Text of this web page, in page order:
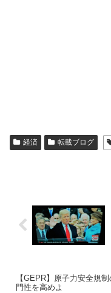
経済 転載ブログ
【GEPR】原子力安全規
門性を高めよ